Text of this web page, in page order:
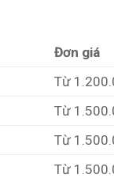
Đơn giá
Từ
Từ
Từ
Từ